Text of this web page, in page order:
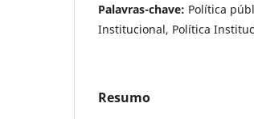
Palavras-chave: Política
Institucional, Política
Resumo